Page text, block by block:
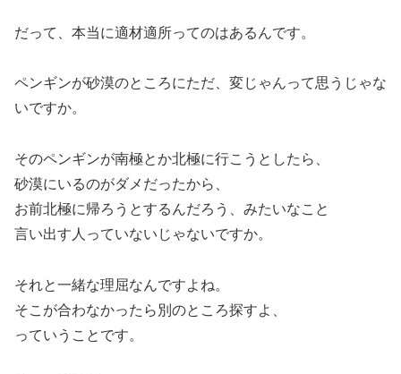
だって、本当に適材適所ってのはあるんです。
ペンギンが砂漠のところにただ、変じゃんって思うじゃな
いですか。
そのペンギンが南極とか北極に行こうとしたら、
砂漠にいるのがダメだったから、
お前北極に帰ろうとするんだろう、みたいなこと
言い出す人っていないじゃないですか。
それと一緒な理屈なんですよね。
そこが合わなかったら別のところ探すよ、
っていうことです。